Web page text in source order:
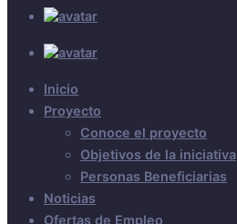
Inicio
Proyecto
Conoce el proyecto
Objetivos de la iniciativa
Personas Beneficiarias
Noticias
Ofertas de Empleo